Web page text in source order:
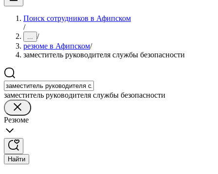
Поиск сотрудников в Афипском
/
... /
резюме в Афипском/
заместитель руководителя службы безопасности
заместитель руководителя службы безопасности
Резюме
Найти